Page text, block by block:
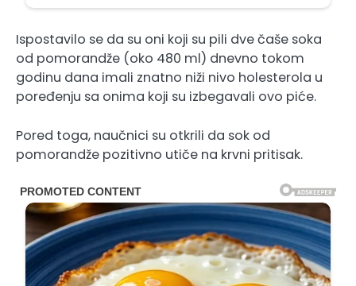
Ispostavilo se da su oni koji su pili dve čaše soka
od pomorandže (oko 480 ml) dnevno tokom
godinu dana imali znatno niži nivo holesterola u
poređenju sa onima koji su izbegavali ovo piće.
Pored toga, naučnici su otkrili da sok od
pomorandže pozitivno utiče na krvni pritisak.